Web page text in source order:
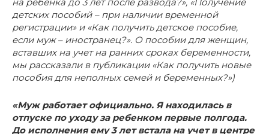
детских пособий – при наличии временной
регистрации» и «Как получить детское пособие,
если муж – иностранец?». О пособии для женщин,
вставших на учет на ранних сроках беременности,
мы рассказали в публикации «Как получить новые
пособия для неполных семей и беременных?»)
«Муж работает официально. Я находилась в
отпуске по уходу за ребенком первые полгода.
До исполнения ему 3 лет встала на учет в центре